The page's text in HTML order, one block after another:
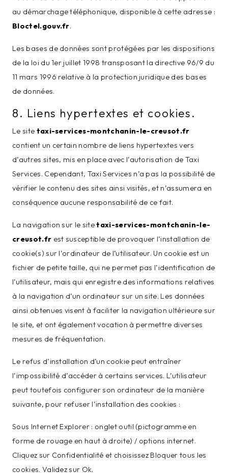
au démarchage téléphonique, disponible à cette adresse :
Bloctel.gouv.fr.
Les bases de données sont protégées par les dispositions
de la loi du 1er juillet 1998 transposant la directive 96/9 du
11 mars 1996 relative à la protection juridique des bases
de données.
8. Liens hypertextes et cookies.
Le site taxi-services-montchanin-le-creusot.fr
contient un certain nombre de liens hypertextes vers
d’autres sites, mis en place avec l’autorisation de Taxi
Services. Cependant, Taxi Services n’a pas la possibilité de
vérifier le contenu des sites ainsi visités, et n’assumera en
conséquence aucune responsabilité de ce fait.
La navigation sur le sitetaxi-services-montchanin-le-
creusot.fr est susceptible de provoquer l’installation de
cookie(s) sur l’ordinateur de l’utilisateur. Un cookie est un
fichier de petite taille, qui ne permet pas l’identification de
l’utilisateur, mais qui enregistre des informations relatives
à la navigation d’un ordinateur sur un site. Les données
ainsi obtenues visent à faciliter la navigation ultérieure sur
le site, et ont également vocation à permettre diverses
mesures de fréquentation.
Le refus d’installation d’un cookie peut entraîner
l’impossibilité d’accéder à certains services. L’utilisateur
peut toutefois configurer son ordinateur de la manière
suivante, pour refuser l’installation des cookies :
Sous Internet Explorer : onglet outil (pictogramme en
forme de rouage en haut à droite) / options internet.
Cliquez sur Confidentialité et choisissez Bloquer tous les
cookies. Validez sur Ok.